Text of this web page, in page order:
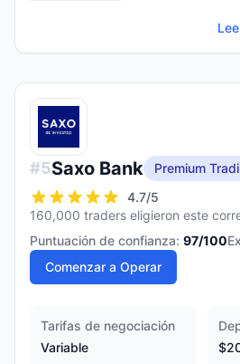
#5Saxo Bank
Premium
4.7/5
160,000 traders eligieron este
Puntuación de confianza: 97/100
Comenzar a Operar
Tarifas de negociación
Variable